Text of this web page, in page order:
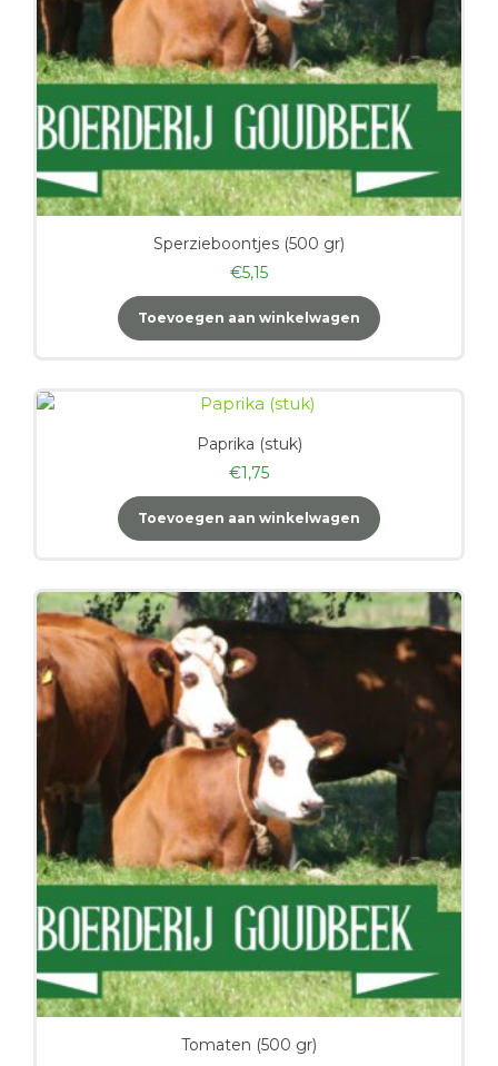
Sperzieboontjes (500 gr)
€5,15
Toevoegen aan winkelwagen
Paprika (stuk)
€1,75
Toevoegen aan winkelwagen
Tomaten (500 gr)